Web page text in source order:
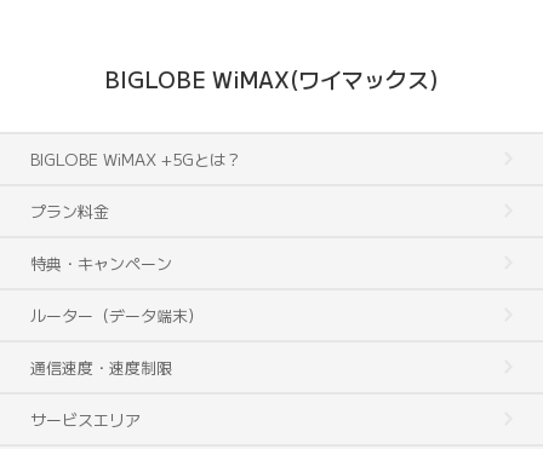
BIGLOBE WiMAX(ワイマックス)
BIGLOBE WiMAX +5Gとは？
プラン料金
特典・キャンペーン
ルーター（データ端末）
通信速度・速度制限
サービスエリア